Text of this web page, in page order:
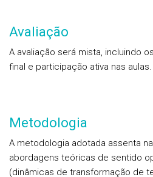
Avaliação
A avaliação será mista, incluindo
final e participação ativa nas aulas.
Metodologia
A metodologia adotada assenta
abordagens teóricas de sentido
(dinâmicas de transformação de